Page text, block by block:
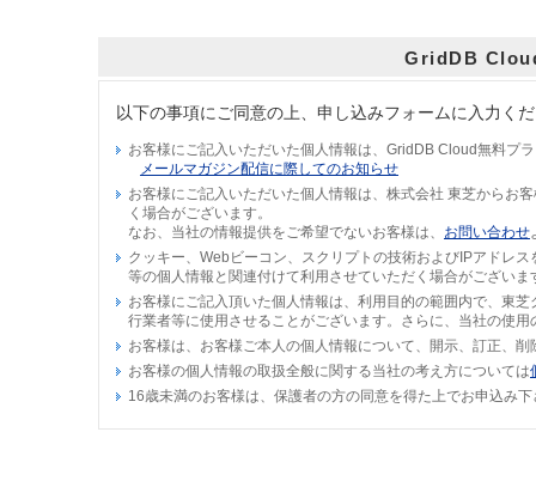
GridDB
以下の事項にご同意の上、申し込みフォームに入力く
お客様にご記入いただいた個人情報は、GridDB Cloud無料プ
メールマガジン配信に際してのお知らせ
お客様にご記入いただいた個人情報は、株式会社 東芝からお
く場合がございます。
なお、当社の情報提供をご希望でないお客様は、 お問い合わせ
クッキー、Webビーコン、スクリプトの技術およびIPアドレ
等の個人情報と関連付けて利用させていただく場合がございま
お客様にご記入頂いた個人情報は、利用目的の範囲内で、東
行業者等に使用させることがございます。さらに、当社の使
お客様は、お客様ご本人の個人情報について、開示、訂正、
お客様の個人情報の取扱全般に関する当社の考え方については
16歳未満のお客様は、保護者の方の同意を得た上でお申込み下